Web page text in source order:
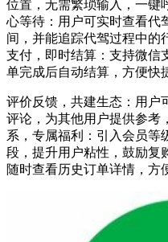
位置，无需繁琐输入，一键
心等待：用户可实时查看代
间，并能追踪代驾过程中的
支付，即时结算：支持微信
单完成后自动结算，方便快
评价反馈，共建生态：用户
评论，为其他用户提供参考
系，专属福利：引入会员等
段，提升用户粘性，鼓励复
随时查看历史订单详情，方